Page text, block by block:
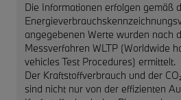
Die Informationen erfolgen gemäß
angegebenen Werte wurden nach
Messverfahren WLTP (Worldwide
vehicles Test Procedures) ermittelt.
Der Kraftstoffverbrauch und der
sind nicht nur von der effizienten